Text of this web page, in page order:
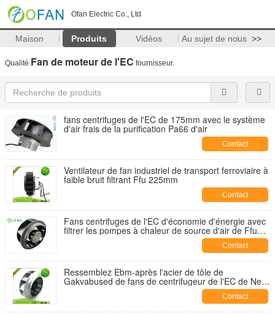
Ofan Electric Co., Ltd
Maison Produits Vidéos Au sujet de nous >>
Qualité Fan de moteur de l'EC fournisseur.
fans centrifuges de l'EC de 175mm avec le système
d'air frais de la purification Pa66 d'air
Contact
Ventilateur de fan industriel de transport ferroviaire à
faible bruit filtrant Ffu 225mm
Contact
Fans centrifuges de l'EC d'économie d'énergie avec
filtrer les pompes à chaleur de source d'air de Ffu
Contact
Ressemblez Ebm-après l'acier de tôle de
Gakvabused de fans de centrifugeur de l'EC de New
Contact